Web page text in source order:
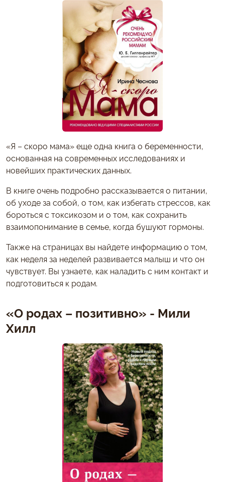
«Я – скоро мама» еще одна книга о беременности,
основанная на современных исследованиях и
новейших практических данных.
В книге очень подробно рассказывается о питании,
об уходе за собой, о том, как избегать стрессов, как
бороться с токсикозом и о том, как сохранить
взаимопонимание в семье, когда бушуют гормоны.
Также на страницах вы найдете информацию о том,
как неделя за неделей развивается малыш и что он
чувствует. Вы узнаете, как наладить с ним контакт и
подготовиться к родам.
«О родах – позитивно» - Мили
Хилл